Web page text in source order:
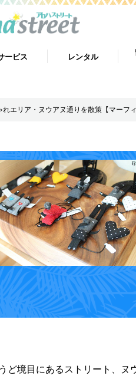
ービス レンタル
れエリア・ヌウアヌ通りを散策【マーフ
ど境目にあるストリート、ヌ